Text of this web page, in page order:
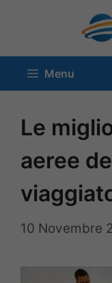
contenuto
Menu
Le
aeree
10 Novembre